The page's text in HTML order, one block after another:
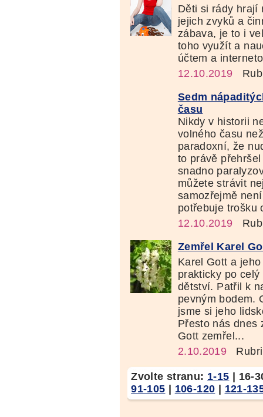
Děti si rády hrají
jejich zvyků a
zábava, je to i
toho využít a
účtem a
12.10.2019
Sedm
času
Nikdy v historii
volného času
paradoxní, že
to právě
snadno
můžete strávit
samozřejmě
potřebuje trošku
12.10.2019
Zemřel Karel
Karel Gott a
prakticky po
dětství. Patřil k
pevným bodem.
jsme si jeho
Přesto nás dnes
Gott zemřel...
2.10.2019
Zvolte stranu: 1-15 | 16-
91-105 | 106-120 | 121-